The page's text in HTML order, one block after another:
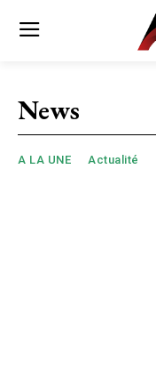
News
A LA UNE Actualité